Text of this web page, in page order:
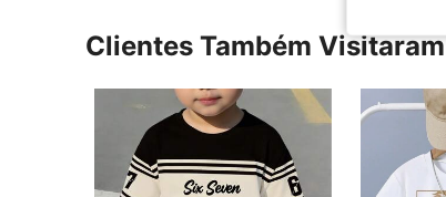
Clientes Também Visitaram